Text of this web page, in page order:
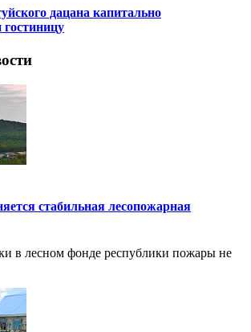
дацана капитально
стабильная лесопожарная
в лесном фонде республики пожары не